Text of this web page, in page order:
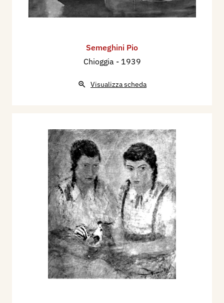
Semeghini Pio
Chioggia - 1939
Visualizza scheda